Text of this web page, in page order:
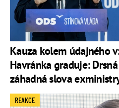
Kauza kolem údajného
Havránka graduje:
záhadná slova
REAKCE